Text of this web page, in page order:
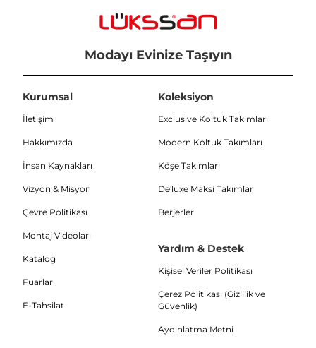
Modayı Evinize Taşıyın
Kurumsal
İletişim
Hakkımızda
İnsan Kaynakları
Vizyon & Misyon
Çevre Politikası
Montaj Videoları
Katalog
Fuarlar
E-Tahsilat
Koleksiyon
Exclusive Koltuk Takımları
Modern Koltuk Takımları
Köşe Takımları
De'luxe Maksi Takımlar
Berjerler
Yardım & Destek
Kişisel Veriler Politikası
Çerez Politikası (Gizlilik ve
Güvenlik)
Aydınlatma Metni